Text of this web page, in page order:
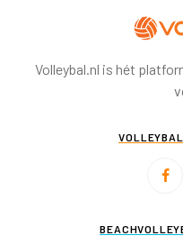
Volleybal.nl is hét
VOLLEYBAL